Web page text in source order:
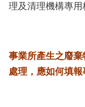
理及清理機構專用
事業所產生之廢
處理，應如何填